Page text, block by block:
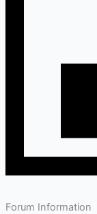
Forum Information